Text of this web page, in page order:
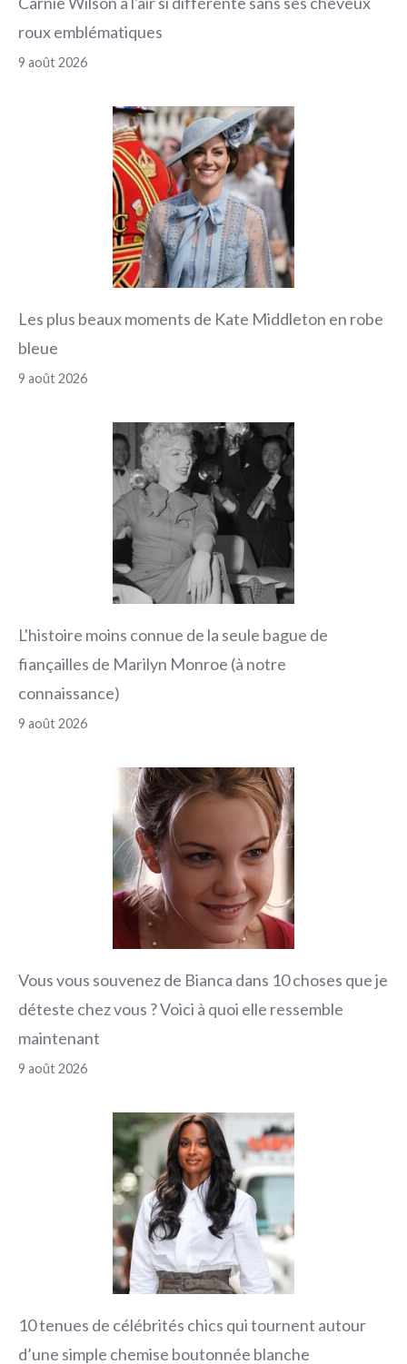
roux emblématiques
9 août 2026
Les plus beaux moments de Kate Middleton en robe
bleue
9 août 2026
L'histoire moins connue de la seule bague de
fiançailles de Marilyn Monroe (à notre
connaissance)
9 août 2026
Vous vous souvenez de Bianca dans 10 choses que je
déteste chez vous ? Voici à quoi elle ressemble
maintenant
9 août 2026
10 tenues de célébrités chics qui tournent autour
d’une simple chemise boutonnée blanche